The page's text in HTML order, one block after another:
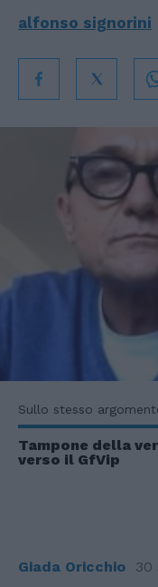
alfonso signorini
Sullo stesso
Tampone della
verso il GfVip
Giada Oricchio 30